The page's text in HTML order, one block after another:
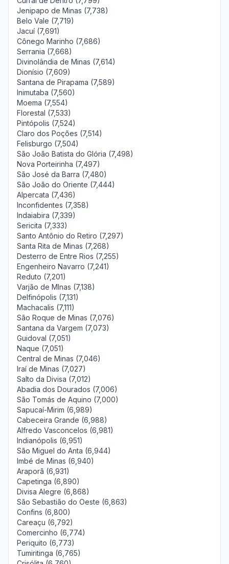
Jenipapo de Minas (7,738)
Belo Vale (7,719)
Jacuí (7,691)
Cônego Marinho (7,686)
Serrania (7,668)
Divinolândia de Minas (7,614)
Dionísio (7,609)
Santana de Pirapama (7,589)
Inimutaba (7,560)
Moema (7,554)
Florestal (7,533)
Pintópolis (7,524)
Claro dos Poções (7,514)
Felisburgo (7,504)
São João Batista do Glória (7,498)
Nova Porteirinha (7,497)
São José da Barra (7,480)
São João do Oriente (7,444)
Alpercata (7,436)
Inconfidentes (7,358)
Indaiabira (7,339)
Sericita (7,333)
Santo Antônio do Retiro (7,297)
Santa Rita de Minas (7,268)
Desterro de Entre Rios (7,255)
Engenheiro Navarro (7,241)
Reduto (7,201)
Varjão de MInas (7,138)
Delfinópolis (7,131)
Machacalis (7,111)
São Roque de Minas (7,076)
Santana da Vargem (7,073)
Guidoval (7,051)
Naque (7,051)
Central de Minas (7,046)
Iraí de Minas (7,027)
Salto da Divisa (7,012)
Abadia dos Dourados (7,006)
São Tomás de Aquino (7,000)
Sapucaí-Mirim (6,989)
Cabeceira Grande (6,988)
Alfredo Vasconcelos (6,981)
Indianópolis (6,951)
São Miguel do Anta (6,944)
Imbé de Minas (6,940)
Araporã (6,931)
Capetinga (6,890)
Divisa Alegre (6,868)
São Sebastião do Oeste (6,863)
Confins (6,800)
Careaçu (6,792)
Comercinho (6,774)
Periquito (6,773)
Tumiritinga (6,765)